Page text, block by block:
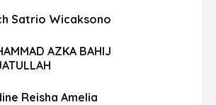
Satrio Wicaksono
AZKA BAHIJ
Reisha Amelia